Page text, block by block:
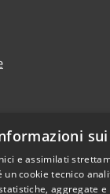
e assimilati
un cookie tecnico
aggregate e